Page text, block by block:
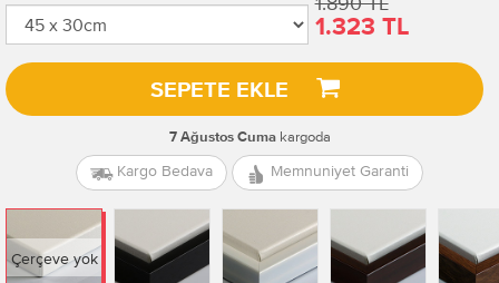
1.323 TL
SEPETE EKLE
7 Ağustos Cumakargoda
Kargo Bedava Memnuniyet Garanti
Çerçeve yok